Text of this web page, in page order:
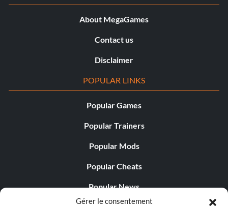
Gérer le consentement
About MegaGames
Contact us
Disclaimer
POPULAR LINKS
Popular Games
Popular Trainers
Popular Mods
Popular Cheats
Popular News